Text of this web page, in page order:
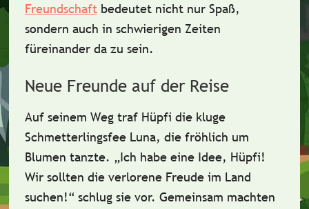
Freundschaftbedeutet nicht nur Spaß,
sondern auch in schwierigen Zeiten
füreinander da zu sein.
Neue Freunde auf der Reise
Auf seinem Weg traf Hüpfi die kluge
Schmetterlingsfee Luna, die fröhlich um
Blumen tanzte. „Ich habe eine Idee, Hüpfi!
Wir sollten die verlorene Freude im Land
suchen!“schlug sie vor. Gemeinsam machten